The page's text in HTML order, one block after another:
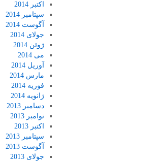
اکتبر 2014
سپتامبر 2014
آگوست 2014
جولای 2014
ژوئن 2014
می 2014
آوریل 2014
مارس 2014
فوریه 2014
ژانویه 2014
دسامبر 2013
نوامبر 2013
اکتبر 2013
سپتامبر 2013
آگوست 2013
جولای 2013